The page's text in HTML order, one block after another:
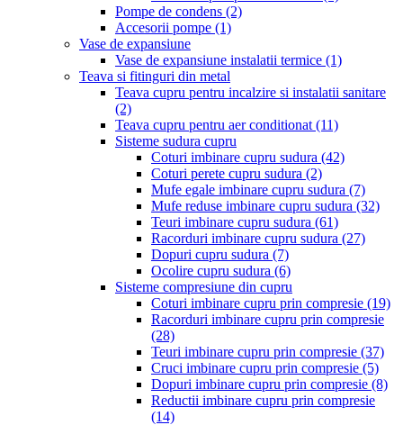
Pompe de condens (2)
Accesorii pompe (1)
Vase de expansiune
Vase de expansiune instalatii termice (1)
Teava si fitinguri din metal
Teava cupru pentru incalzire si instalatii sanitare
(2)
Teava cupru pentru aer conditionat (11)
Sisteme sudura cupru
Coturi imbinare cupru sudura (42)
Coturi perete cupru sudura (2)
Mufe egale imbinare cupru sudura (7)
Mufe reduse imbinare cupru sudura (32)
Teuri imbinare cupru sudura (61)
Racorduri imbinare cupru sudura (27)
Dopuri cupru sudura (7)
Ocolire cupru sudura (6)
Sisteme compresiune din cupru
Coturi imbinare cupru prin compresie (19)
Racorduri imbinare cupru prin compresie
(28)
Teuri imbinare cupru prin compresie (37)
Cruci imbinare cupru prin compresie (5)
Dopuri imbinare cupru prin compresie (8)
Reductii imbinare cupru prin compresie
(14)